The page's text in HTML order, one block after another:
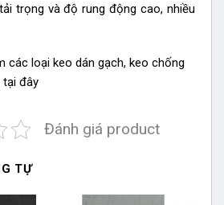
trọng và độ rung động cao, nhiều
các loại keo dán gạch, keo chống
tại đây
Đánh giá product
TỰ